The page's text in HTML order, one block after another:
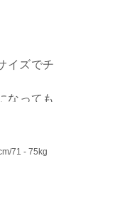
イズでチ
なっても
/71 - 75kg